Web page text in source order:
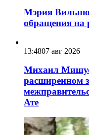
Мэрия
обращения на
13:4807 авг 2026
Михаил
расширенном
Ате